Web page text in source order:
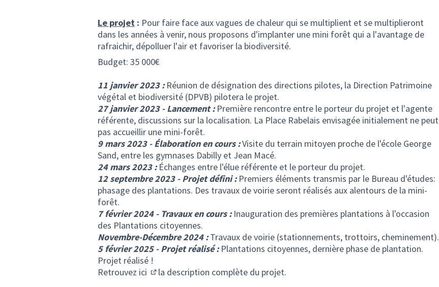
Le projet : Pour faire face aux vagues de chaleur qui se multiplient et se multiplieront
dans les années à venir, nous proposons d'implanter une mini forêt qui a l'avantage de
rafraichir, dépolluer l'air et favoriser la biodiversité.
Budget: 35 000€
11 janvier 2023 :Réunion de désignation des directions pilotes, la Direction Patrimoine
végétal et biodiversité (DPVB) pilotera le projet.
27 janvier 2023 - Lancement :Première rencontre entre le porteur du projet et l'agente
référente, discussions sur la localisation. La Place Rabelais envisagée initialement ne peut
pas accueillir une mini-forêt.
9 mars 2023 - Élaboration en cours :Visite du terrain mitoyen proche de l'école George
Sand, entre les gymnases Dabilly et Jean Macé.
24 mars 2023 :Échanges entre l'élue référente et le porteur du projet.
12 septembre 2023 - Projet défini :Premiers éléments transmis par le Bureau d'études:
phasage des plantations. Des travaux de voirie seront réalisés aux alentours de la mini-
forêt.
7 février 2024 - Travaux en cours :Inauguration des premières plantations à l'occasion
des Plantations citoyennes.
Novembre-Décembre 2024 :Travaux de voirie (stationnements, trottoirs, cheminement).
5 février 2025 - Projet réalisé : Plantations citoyennes, dernière phase de plantation.
Projet réalisé !
Retrouvez ici
(S'ouvre dans un nouvel onglet)
la description complète du projet.